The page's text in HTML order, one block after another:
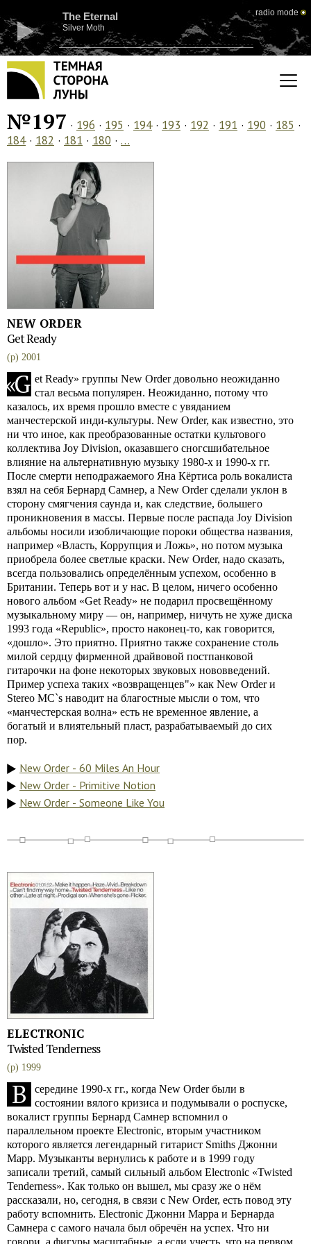
The Eternal
Silver Moth
radio mode
№197 · 196 · 195 · 194· 193 · 192 · 191 · 190 · 185 ·
184· 182 · 181 · 180 · …
NEW ORDER
Get Ready
(p) 2001
«G et Ready» группы New Order довольно неожиданно
стал весьма популярен. Неожиданно, потому что
казалось, их время прошло вместе с увяданием
манчестерской инди-культуры. New Order, как известно, это
ни что иное, как преобразованные остатки культового
коллектива Joy Division, оказавшего сногсшибательное
влияние на альтернативную музыку 1980-х и 1990-х гг.
После смерти неподражаемого Яна Кёртиса роль вокалиста
взял на себя Бернард Самнер, а New Order сделали уклон в
сторону смягчения саунда и, как следствие, большего
проникновения в массы. Первые после распада Joy Division
альбомы носили изобличающие пороки общества названия,
например «Власть, Коррупция и Ложь», но потом музыка
приобрела более светлые краски. New Order, надо сказать,
всегда пользовались определённым успехом, особенно в
Британии. Теперь вот и у нас. В целом, ничего особенно
нового альбом «Get Ready» не подарил просвещённому
музыкальному миру — он, например, ничуть не хуже диска
1993 года «Republic», просто наконец-то, как говорится,
«дошло». Это приятно. Приятно также сохранение столь
милой сердцу фирменной драйвовой постпанковой
гитарочки на фоне некоторых звуковых нововведений.
Пример успеха таких «возвращенцев"» как New Order и
Stereo MC`s наводит на благостные мысли о том, что
«манчестерская волна» есть не временное явление, а
богатый и влиятельный пласт, разрабатываемый до сих
пор.
New Order - 60 Miles An Hour
New Order - Primitive Notion
New Order - Someone Like You
ELECTRONIC
Twisted Tenderness
(p) 1999
В
середине 1990-х гг., когда New Order были в
состоянии вялого кризиса и подумывали о роспуске,
вокалист группы Бернард Самнер вспомнил о
параллельном проекте Electronic, вторым участником
которого является легендарный гитарист Smiths Джонни
Марр. Музыканты вернулись к работе и в 1999 году
записали третий, самый сильный альбом Electronic «Twisted
Tenderness». Как только он вышел, мы сразу же о нём
рассказали, но, сегодня, в связи с New Order, есть повод эту
работу вспомнить. Electronic Джонни Марра и Бернарда
Самнера с самого начала был обречён на успех. Что ни
говори, а фигуры масштабные, а если учесть, что на первом